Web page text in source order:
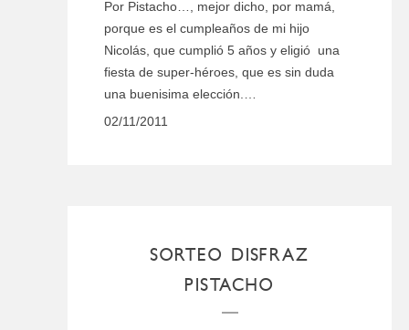
Por Pistacho…, mejor dicho, por mamá,
porque es el cumpleaños de mi hijo
Nicolás, que cumplió 5 años y eligió una
fiesta de super-héroes, que es sin duda
una buenisima elección.…
02/11/2011
SORTEO DISFRAZ
PISTACHO